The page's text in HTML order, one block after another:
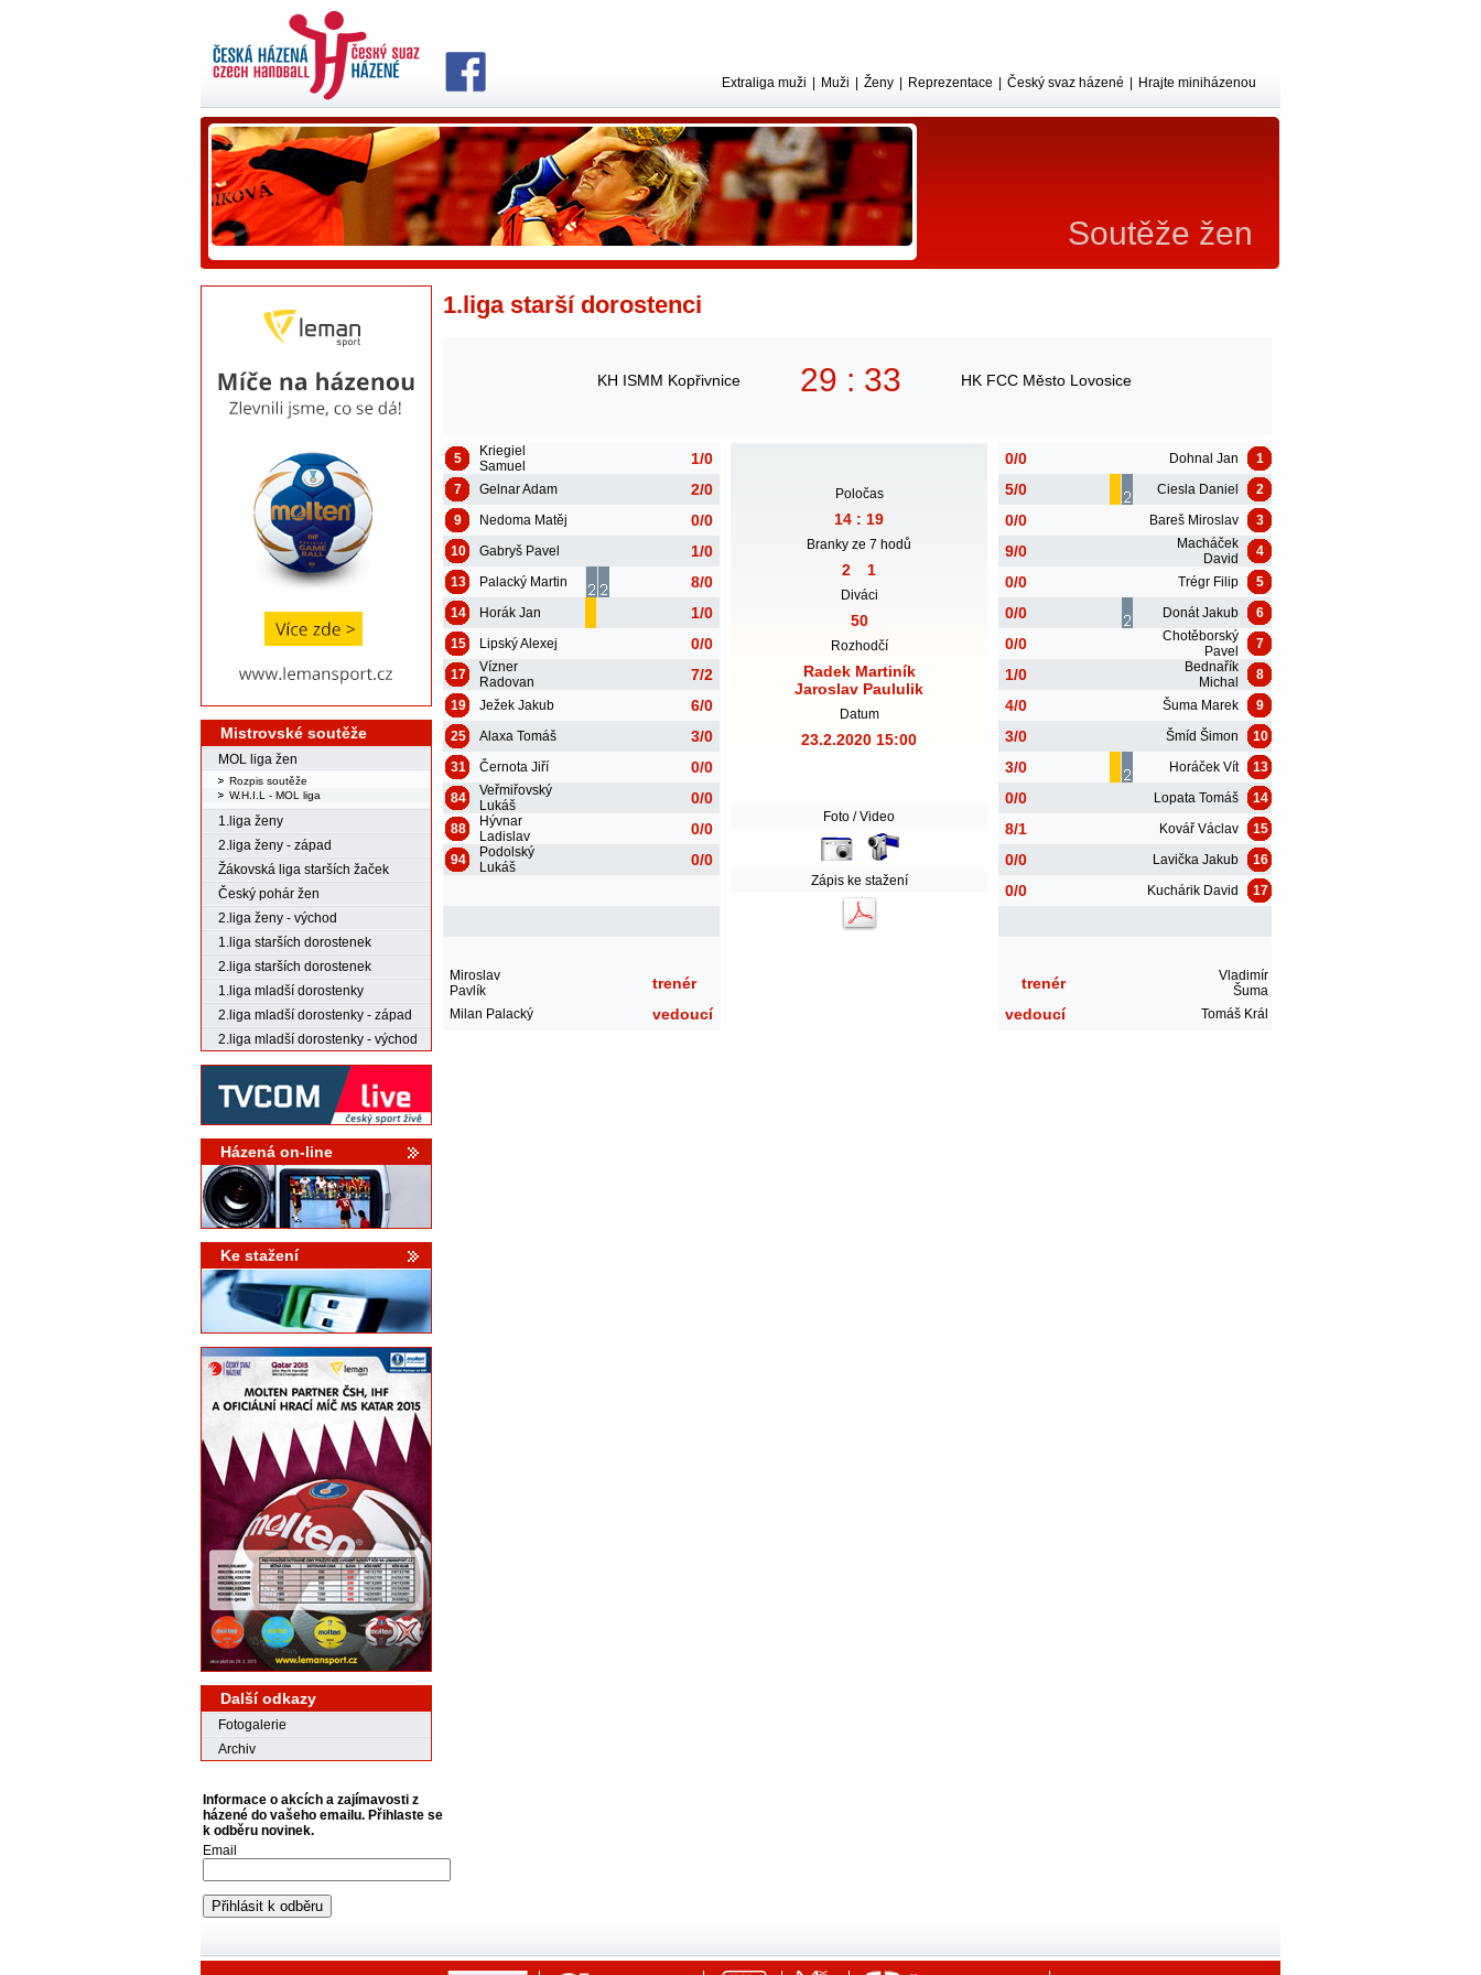
Soutěže žen
Extraliga muži Muži Ženy Reprezentace Český svaz házené Hrajte miniházenou
Mistrovské soutěže
MOL liga žen
Rozpis soutěže
W.H.I.L - MOL liga
1.liga ženy
2.liga ženy - západ
Žákovská liga starších žaček
Český pohár žen
2.liga ženy - východ
1.liga starších dorostenek
2.liga starších dorostenek
1.liga mladší dorostenky
2.liga mladší dorostenky - západ
2.liga mladší dorostenky - východ
Házená on-line
Ke stažení
Další odkazy
Fotogalerie
Archiv
Informace o akcích a zajímavosti z
házené do vašeho emailu. Přihlaste se
k odběru novinek.
Email
1.liga starší dorostenci
KH ISMM Kopřivnice 29 : 33 HK FCC Město Lovosice
5
Kriegiel
Samuel
1/0
7 Gelnar Adam 2/0
9 Nedoma Matěj 0/0
10 Gabryš Pavel 1/0
13 Palacký Martin 8/0
14 Horák Jan 1/0
15 Lipský Alexej 0/0
17
Vízner
Radovan
7/2
19 Ježek Jakub 6/0
25 Alaxa Tomáš 3/0
31 Černota Jiří 0/0
84
Veřmiřovský
Lukáš
0/0
88
Hývnar
Ladislav
0/0
94
Podolský
Lukáš
0/0
Miroslav
Pavlík
trenér
Milan Palacký vedoucí
Poločas
14 : 19
Branky ze 7 hodů
2 1
Diváci
50
Rozhodčí
Radek Martiník
Jaroslav Paululik
Datum
23.2.2020 15:00
Foto / Video
Zápis ke stažení
0/0 Dohnal Jan 1
5/0 Ciesla Daniel 2
0/0 Bareš Miroslav 3
9/0
Macháček
David
4
0/0 Trégr Filip 5
0/0 Donát Jakub 6
0/0
Chotěborský
Pavel
7
1/0
Bednařík
Michal
8
4/0 Šuma Marek 9
3/0 Šmíd Šimon 10
3/0 Horáček Vít 13
0/0 Lopata Tomáš 14
8/1 Kovář Václav 15
0/0 Lavička Jakub 16
0/0 Kuchárik David 17
trenér
Vladimír
Šuma
vedoucí Tomáš Král